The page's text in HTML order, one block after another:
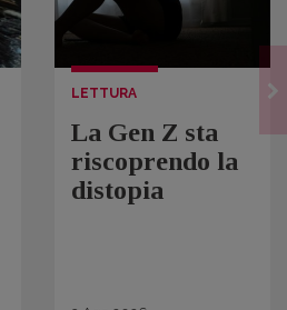
LETTURA
La Gen Z sta
riscoprendo la
distopia